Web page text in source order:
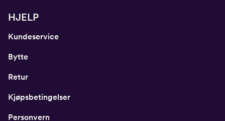
HJELP
Kundeservice
Bytte
Retur
Kjøpsbetingelser
Personvern